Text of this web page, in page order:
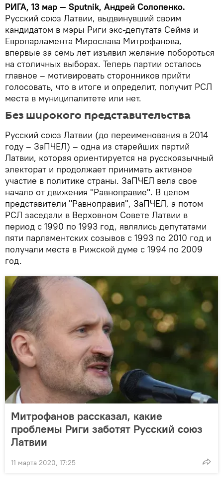
РИГА, 13 мар — Sputnik, Андрей Солопенко.
Русский союз Латвии, выдвинувший своим
кандидатом в мэры Риги экс-депутата Сейма и
Европарламента Мирослава Митрофанова,
впервые за семь лет изъявил желание побороться
на столичных выборах. Теперь партии осталось
главное – мотивировать сторонников прийти
голосовать, что в итоге и определит, получит РСЛ
места в муниципалитете или нет.
Без широкого представительства
Русский союз Латвии (до переименования в 2014
году – ЗаПЧЕЛ) – одна из старейших партий
Латвии, которая ориентируется на русскоязычный
электорат и продолжает принимать активное
участие в политике страны. ЗаПЧЕЛ вела свое
начало от движения "Равноправие". В целом
представители "Равноправия", ЗаПЧЕЛ, а потом
РСЛ заседали в Верховном Совете Латвии в
период с 1990 по 1993 год, являлись депутатами
пяти парламентских созывов с 1993 по 2010 год и
получали места в Рижской думе с 1994 по 2009
год.
Митрофанов рассказал, какие
проблемы Риги заботят Русский союз
Латвии
11 марта 2020, 17:25